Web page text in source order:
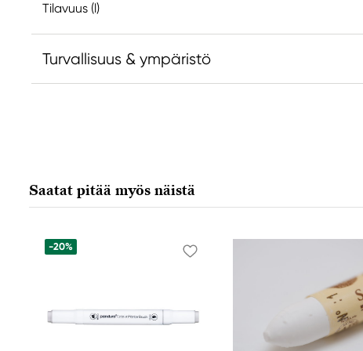
Tilavuus (l)
Turvallisuus & ympäristö
1160 Köpenhamn K, Denmark
city@stelling.dk
Saatat pitää myös näistä
-20%